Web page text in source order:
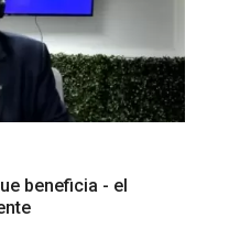
beneficia - el